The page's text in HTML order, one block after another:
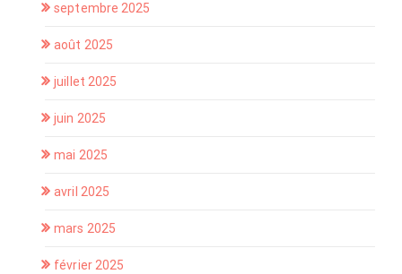
septembre 2025
août 2025
juillet 2025
juin 2025
mai 2025
avril 2025
mars 2025
février 2025